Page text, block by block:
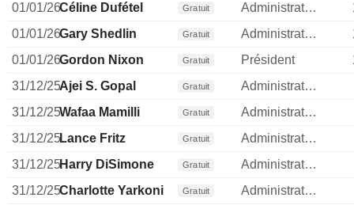
01/01/26Céline Dufétel Gratuit Administrateur
01/01/26Gary Shedlin Gratuit Administrateur
01/01/26Gordon Nixon Gratuit Président
31/12/25Ajei S. Gopal Gratuit
Administrateur
31/12/25Wafaa Mamilli Gratuit
Administrateur
31/12/25Lance Fritz Gratuit
Administrateur
31/12/25Harry DiSimone Gratuit
Administrateur
31/12/25Charlotte Yarkoni Gratuit
Administrateur